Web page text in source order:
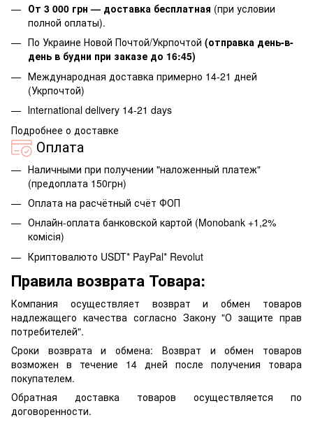
От 3 000 грн — доставка бесплатная (при условии
полной оплаты).
По Украине Новой Почтой/Укрпочтой (отправка день-в-
день в будни при заказе до 16:45)
Международная доставка примерно 14-21 дней
(Укрпочтой)
Іnternational delivery 14-21 days
Подробнее о доставке
Оплата
Наличными при получении "наложенный платеж"
(предоплата 150грн)
Оплата на расчётный счёт ФОП
Онлайн-оплата банковской картой (Monobank +1,2%
комісія)
Криптовалюто USDT* PayPal* Revolut
Правила возврата Товара:
Компания осуществляет возврат и обмен товаров
надлежащего качества согласно Закону "О защите прав
потребителей".
Сроки возврата и обмена: Возврат и обмен товаров
возможен в течение 14 дней после получения товара
покупателем.
Обратная доставка товаров осуществляется по
договоренности.